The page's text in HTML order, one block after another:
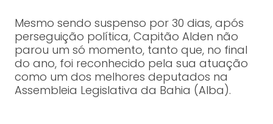
Mesmo sendo suspenso por 30 dias, após
perseguição política, Capitão Alden não
parou um só momento, tanto que, no final
do ano, foi reconhecido pela sua atuação
como um dos melhores deputados na
Assembleia Legislativa da Bahia (Alba).